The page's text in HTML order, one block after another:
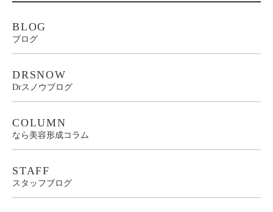
BLOG
ブログ
DRSNOW
Drスノウブログ
COLUMN
なら美容形成コラム
STAFF
スタッフブログ